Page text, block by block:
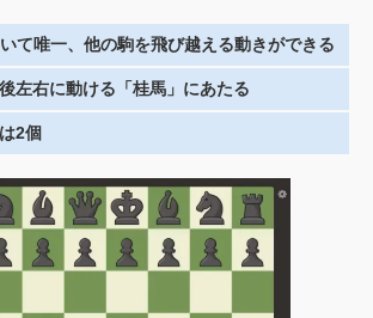
て唯一、他の駒を飛び越える動きができる
左右に動ける「桂馬」にあたる
2個